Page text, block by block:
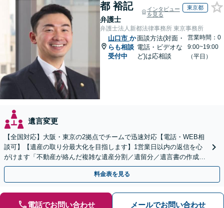
都 裕記
弁護士
インタビュー
を見る
東京都
弁護士法人新都法律事務所 東京事務所
山口市 か
らも相談
受付中
面談方法(対面・
電話・ビデオな
ど)は応相談
営業時間：0
9:00~19:00
（平日）
遺言変更
【全国対応】大阪・東京の2拠点でチームで迅速対応【電話・WEB相
談可】【遺産の取り分最大化を目指します】1営業日以内の返信を心
がけます「不動産が絡んだ複雑な遺産分割／遺留分／遺言書の作成・
執行／事業承継など、お任せください」【休日相談あり】
料金表を見る
電話でお問い合わせ メールでお問い合わせ